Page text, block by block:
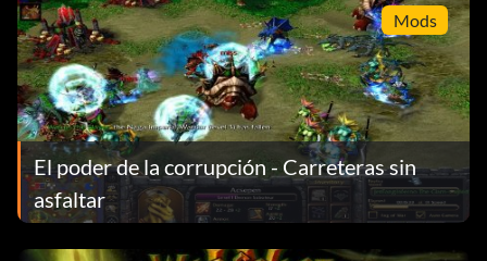
Mods
El poder de la corrupción - Carreteras sin
asfaltar